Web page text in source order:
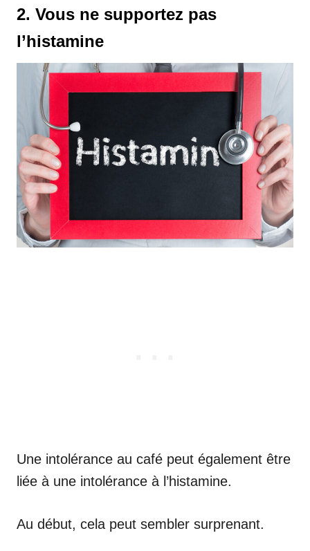
2. Vous ne supportez pas
l’histamine
Une intolérance au café peut également être
liée à une intolérance à l’histamine.
Au début, cela peut sembler surprenant.